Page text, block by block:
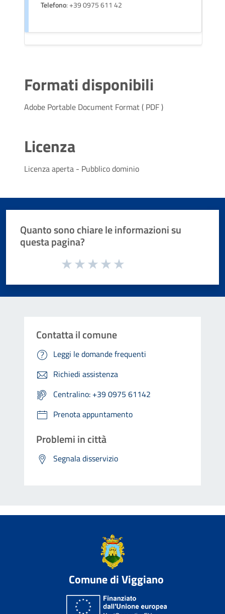
Telefono: +39 0975 611 42
Formati disponibili
Adobe Portable Document Format( PDF)
Licenza
Licenza aperta - Pubblico dominio
Quanto sono chiare le informazioni su
questa pagina?
Valuta da 1 a 5 stelle la pagina
Contatta il comune
Leggi le domande frequenti
Richiedi assistenza
Centralino: +39 0975 61142
Prenota appuntamento
Problemi in città
Segnala disservizio
Comune di Viggiano